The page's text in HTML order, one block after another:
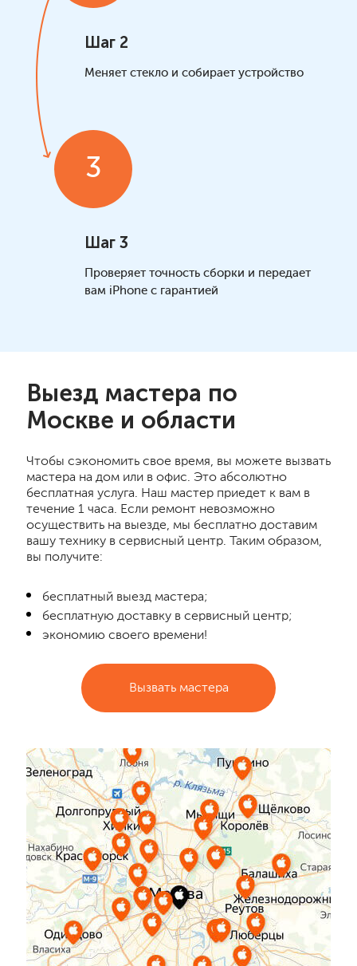
Шаг 2
Меняет стекло и собирает устройство
3
Шаг 3
Проверяет точность сборки и передает
вам iPhone с гарантией
Выезд мастера по
Москве и области
Чтобы сэкономить свое время, вы можете вызвать
мастера на дом или в офис. Это абсолютно
бесплатная услуга. Наш мастер приедет к вам в
течение 1 часа. Если ремонт невозможно
осуществить на выезде, мы бесплатно доставим
вашу технику в сервисный центр. Таким образом,
вы получите:
бесплатный выезд мастера;
бесплатную доставку в сервисный центр;
экономию своего времени!
Вызвать мастера